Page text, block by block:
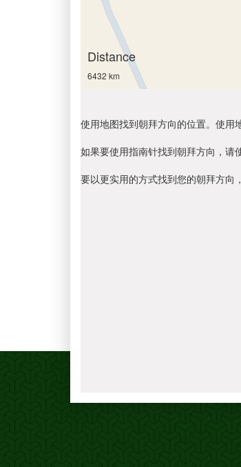
Distance
6432 km
使用地图找到朝拜方向的位置。使用
如果要使用指南针找到朝拜方向，请
要以更实用的方式找到您的朝拜方向